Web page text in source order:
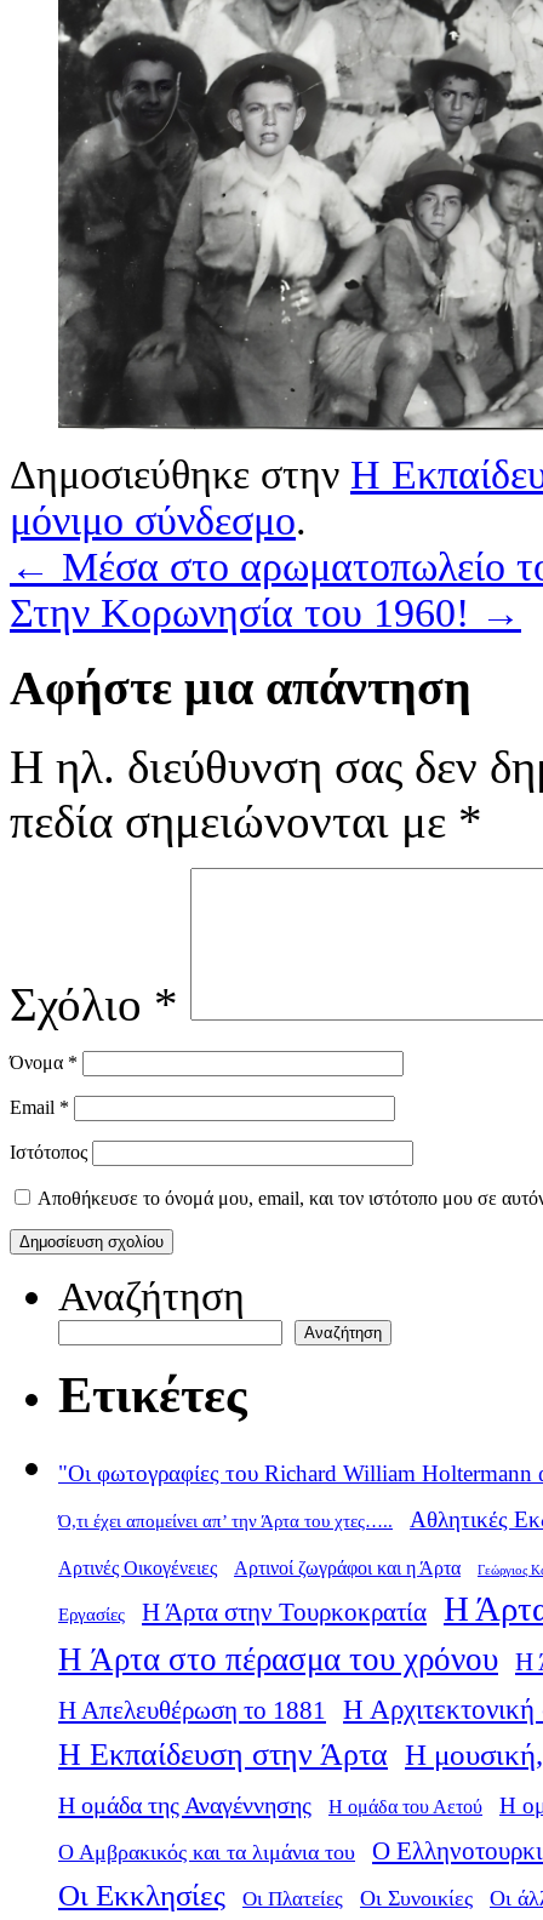
Δημοσιεύθηκε στην Η
μόνιμο σύνδεσμο.
← Μέσα στο αρωματοπωλείο
Στην Κορωνησία του 1960! →
Αφήστε μια απάντηση
Η ηλ. διεύθυνση σας δεν
πεδία σημειώνονται με *
Σχόλιο *
Όνομα *
Email *
Ιστότοπος
Αποθήκευσε το όνομά μου, email, και τον ιστότοπο μου σε
Αναζήτηση
Αναζήτηση
Ετικέτες
"Οι φωτογραφίες του Richard William Holtermann
Ό,τι έχει απομείνει απ’ την Άρτα του χτες….. Αθλητικές
Αρτινές Οικογένειες Αρτινοί ζωγράφοι και η Άρτα Γεώργιος
Εργασίες Η Άρτα στην Τουρκοκρατία Η
Η Άρτα στο πέρασμα του χρόνου Η
Η Απελευθέρωση το 1881
Η
Η Εκπαίδευση στην Άρτα Η μουσική,
Η ομάδα της Αναγέννησης Η ομάδα του Αετού Η
Ο Αμβρακικός και τα λιμάνια του Ο
Οι Εκκλησίες Οι Πλατείες Οι Συνοικίες Οι